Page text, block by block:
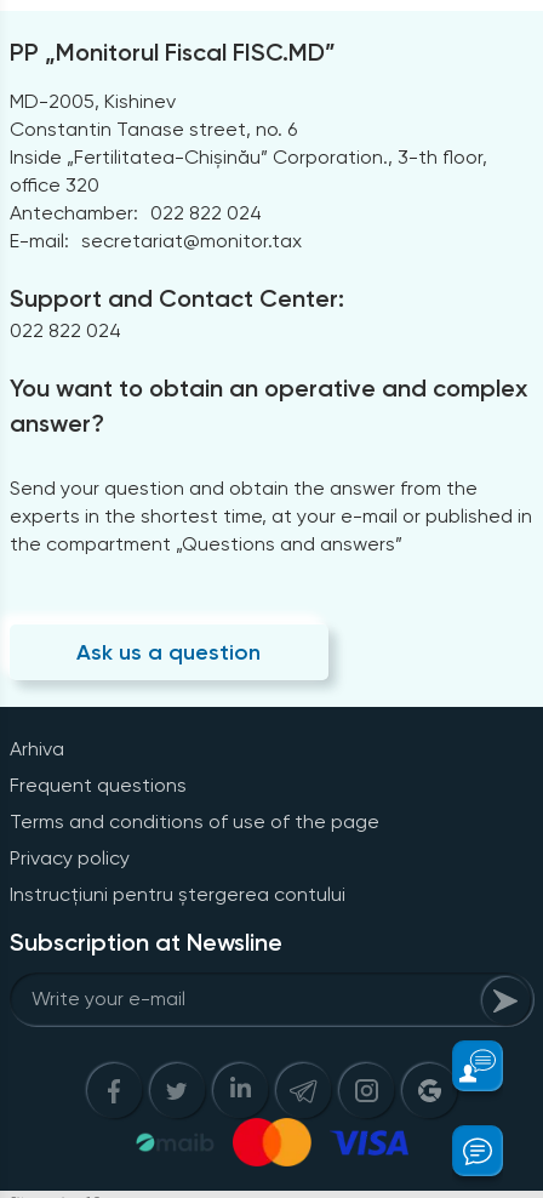
PP „Monitorul Fiscal FISC.MD”
MD-2005, Kishinev
Constantin Tanase street, no. 6
Inside „Fertilitatea-Chișinău” Corporation., 3-th floor,
office 320
Antechamber:
022 822 024
E-mail: secretariat@monitor.tax
Support and Contact Center:
022 822 024
You want to obtain an operative and complex
answer?
Send your question and obtain the answer from the
experts in the shortest time, at your e-mail or published in
the compartment „Questions and answers”
Ask us a question
Arhiva
Frequent questions
Terms and conditions of use of the page
Privacy policy
Instrucțiuni pentru ștergerea contului
Subscription at Newsline